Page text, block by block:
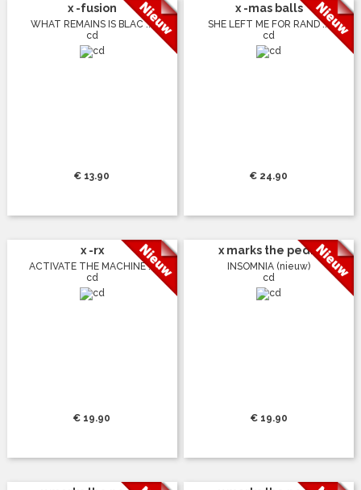
x -fusion
WHAT REMAINS IS BLAC ...
cd
€ 13.90
x -mas balls
SHE LEFT ME FOR RAND ...
cd
€ 24.90
x -rx
ACTIVATE THE MACHINE ...
cd
€ 19.90
x marks the ped...
INSOMNIA (nieuw)
cd
€ 19.90